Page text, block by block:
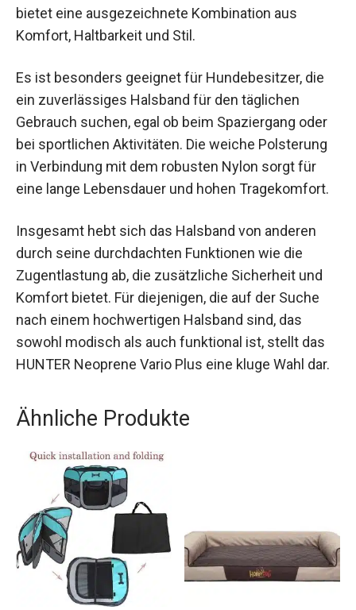
bietet eine ausgezeichnete Kombination aus
Komfort, Haltbarkeit und Stil.
Es ist besonders geeignet für Hundebesitzer, die
ein zuverlässiges Halsband für den täglichen
Gebrauch suchen, egal ob beim Spaziergang oder
bei sportlichen Aktivitäten. Die weiche Polsterung
in Verbindung mit dem robusten Nylon sorgt für
eine lange Lebensdauer und hohen Tragekomfort.
Insgesamt hebt sich das Halsband von anderen
durch seine durchdachten Funktionen wie die
Zugentlastung ab, die zusätzliche Sicherheit und
Komfort bietet. Für diejenigen, die auf der Suche
nach einem hochwertigen Halsband sind, das
sowohl modisch als auch funktional ist, stellt das
HUNTER Neoprene Vario Plus eine kluge Wahl dar.
Ähnliche Produkte